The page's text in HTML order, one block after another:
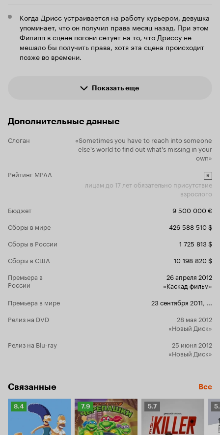
Когда Дрисс устраивается на работу курьером, девушка
упоминает, что он получил права месяц назад. При этом
Филипп в сцене погони сетует на то, что Дриссу не
мешало бы получить права, хотя эта сцена происходит
позже во времени.
Показать еще
Дополнительные данные
Слоган
«Sometimes you have to reach into someone
else's world to find out what's missing in your
own»
Рейтинг MPAA
R
лицам до 17 лет обязательно присутствие
взрослого
Бюджет
9 500 000 €
Сборы в мире
426 588 510 $
Сборы в России
1 725 813 $
Сборы в США
10 198 820 $
Премьера в
России
26 апреля 2012
«Каскад фильм»
Премьера в мире
23 сентября 2011, ...
Релиз на DVD
28 мая 2012
«Новый Диск»
Релиз на Blu-ray
25 июня 2012
«Новый Диск»
Связанные Все
Рейтинг
Кинопоиска
8.4
Рейтинг
Кинопоиска
7.9
7.9
Рейтинг
Кинопоиска
5.7
5.7